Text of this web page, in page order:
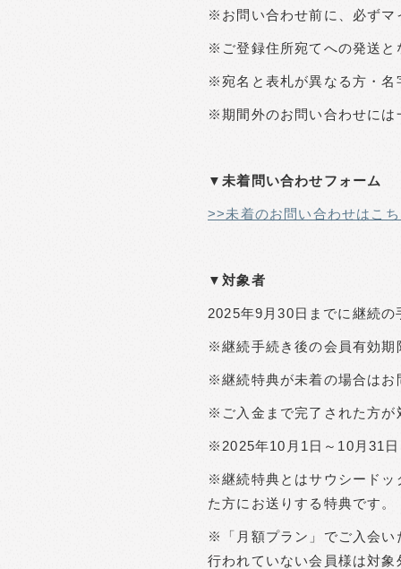
※お問い合わせ前に、必ずマ
※ご登録住所宛てへの発送と
※宛名と表札が異なる方・名
※期間外のお問い合わせには
▼未着問い合わせフォーム
>>未着のお問い合わせはこち
▼対象者
2025年9月30日までに継続
※継続手続き後の会員有効期
※継続特典が未着の場合はお
※ご入金まで完了された方が
※2025年10月1日～10月31日
※継続特典とはサウシードッ
た方にお送りする特典です。
※「月額プラン」でご入会い
行われていない会員様は対象